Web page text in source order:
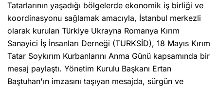
Tatarlarının yaşadığı bölgelerde ekonomik iş birliği ve
koordinasyonu sağlamak amacıyla, İstanbul merkezli
olarak kurulan Türkiye Ukrayna Romanya Kırım
Sanayici İş İnsanları Derneği (TURKSİD), 18 Mayıs Kırım
Tatar Soykırım Kurbanlarını Anma Günü kapsamında bir
mesaj paylaştı. Yönetim Kurulu Başkanı Ertan
Baştuhan'ın imzasını taşıyan mesajda, sürgün ve